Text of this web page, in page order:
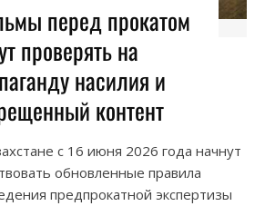
перед прокатом
проверять на
насилия и
контент
с 16 июня 2026 года начнут
обновленные правила
предпрокатной экспертизы